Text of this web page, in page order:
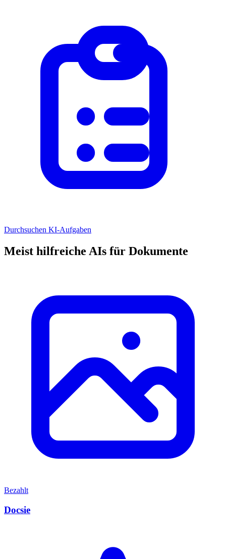
Durchsuchen KI-Aufgaben
Meist hilfreiche AIs für Dokumente
Bezahlt
Docsie